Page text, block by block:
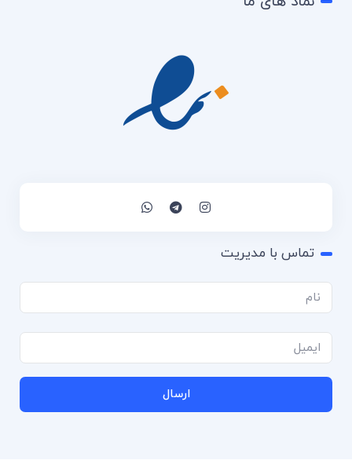
تماس با مدیریت
ارسال